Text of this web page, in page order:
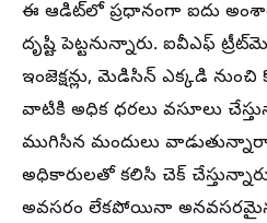
​ఈ ఆడిట్‌లో ప్రధానంగా ఐదు
దృష్టి పెట్టనున్నారు. ఐవీఎఫ్
ఇంజెక్షన్లు, మెడిసిన్ ఎక్కడి నుంచి
వాటికి అధిక ధరలు వసూలు
ముగిసిన మందులు
అధికారులతో కలిసి చెక్
అవసరం లేకపోయినా అనవసరమైన